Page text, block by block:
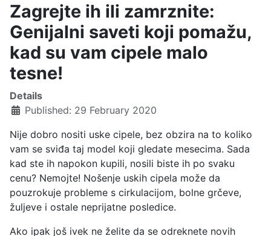
Zagrejte ih ili zamrznite:
Genijalni saveti koji pomažu,
kad su vam cipele malo
tesne!
Details
Published: 29 February 2020
Nije dobro nositi uske cipele, bez obzira na to koliko
vam se sviđa taj model koji gledate mesecima. Sada
kad ste ih napokon kupili, nosili biste ih po svaku
cenu? Nemojte! Nošenje uskih cipela može da
pouzrokuje probleme s cirkulacijom, bolne grčeve,
žuljeve i ostale neprijatne posledice.
Ako ipak još ivek ne želite da se odreknete novih